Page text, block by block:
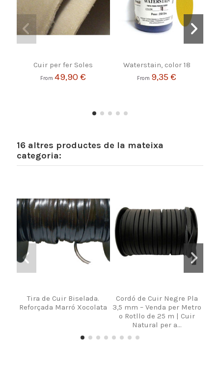
Cuir per fer Soles
From49,90 €
Waterstain, color 18
From 9,35 €
16 altres productes de la mateixa
categoria:
Tira de Cuir Biselada.
Reforçada Marró Xocolata
Cordó de Cuir Negre Pla
3,5 mm – Venda per Metro
o Rotllo de 25 m | Cuir
Natural per a...